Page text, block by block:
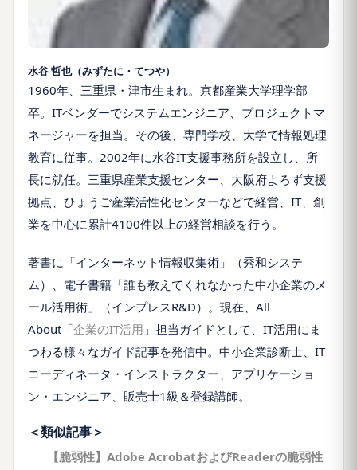
水谷 哲也（みずたに・てつや）
1960年、三重県・津市生まれ。京都産業大学理学部
卒。 ITベンダーでシステムエンジニア、プロジェクトマ
ネージャーを担当。その後、専門学校、大学で情報処理
教育に従事。 2002年に水谷IT支援事務所を設立し、所
長に就任。三重県産業支援センター、大阪府よろず支援
拠点、ひょうご産業活性化センターなどで経営、 IT、創
業を中心に累計4100件以上の経営相談を行う。
著書に「インターネット情報収集術」（秀和システ
ム）、電子書籍「誰も教えてくれなかった中小企業のメ
ール活用術」（インプレスR&D）。現在、 All
About 「企業のIT活用 」担当ガイドとして、 IT活用にま
つわる様々なガイド記事を発信中。中小企業診断士、 IT
コーディネータ・インストラクター、アプリケーショ
ン・エンジニア、販売士1級＆登録講師。
＜類似記事＞
【脆弱性】Adobe AcrobatおよびReaderの脆弱性